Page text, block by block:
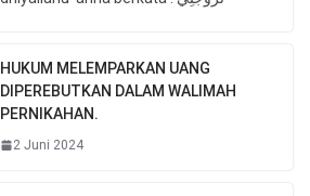
HUKUM MELEMPARKAN UANG
DIPEREBUTKAN DALAM WALIMAH
PERNIKAHAN.
2 Juni 2024